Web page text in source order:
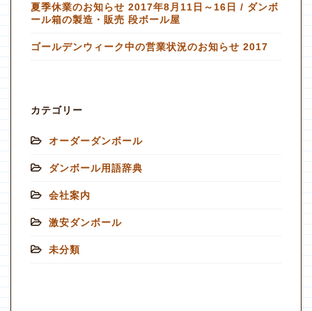
夏季休業のお知らせ 2017年8月11日～16日 / ダンボ
ール箱の製造・販売 段ボール屋
ゴールデンウィーク中の営業状況のお知らせ 2017
カテゴリー
オーダーダンボール
ダンボール用語辞典
会社案内
激安ダンボール
未分類